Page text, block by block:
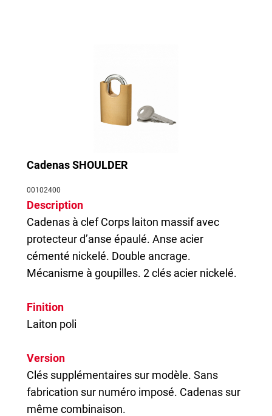
Cadenas SHOULDER
00102400
Description
Cadenas à clef Corps laiton massif avec
protecteur d’anse épaulé. Anse acier
cémenté nickelé. Double ancrage.
Mécanisme à goupilles. 2 clés acier nickelé.
Finition
Laiton poli
Version
Clés supplémentaires sur modèle. Sans
fabrication sur numéro imposé. Cadenas sur
même combinaison.